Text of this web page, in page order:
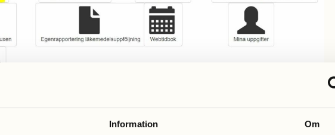
Information Om